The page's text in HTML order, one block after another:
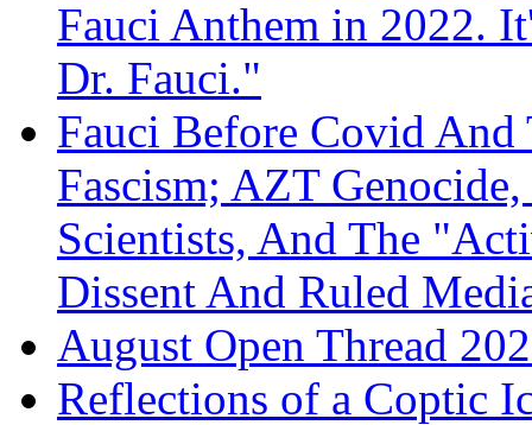
Fauci Anthem in 2022.
Dr. Fauci."
Fauci Before Covid
Fascism; AZT
Scientists, And The
Dissent And Ruled
August Open Thread
Reflections of a Coptic